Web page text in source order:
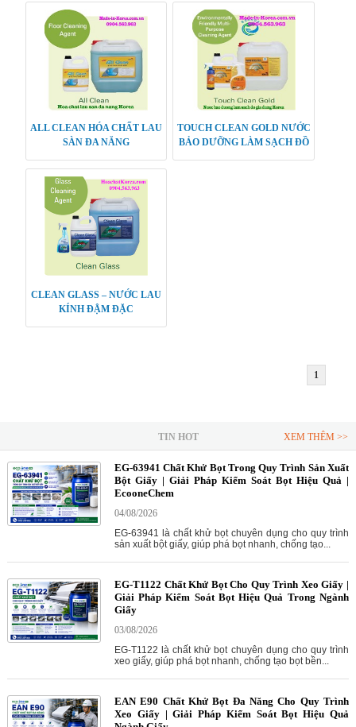
ALL CLEAN HÓA CHẤT LAU
SÀN ĐA NĂNG
TOUCH CLEAN GOLD NƯỚC
BẢO DƯỠNG LÀM SẠCH ĐỒ
CLEAN GLASS – NƯỚC LAU
KÍNH ĐẬM ĐẶC
1
TIN HOT XEM THÊM >>
EG-63941 Chất Khử Bọt Trong Quy Trình Sản Xuất
Bột Giấy | Giải Pháp Kiểm Soát Bọt Hiệu Quả |
EcooneChem
04/08/2026
EG-63941 là chất khử bọt chuyên dụng cho quy trình
sản xuất bột giấy, giúp phá bọt nhanh, chống tạo...
EG-T1122 Chất Khử Bọt Cho Quy Trình Xeo Giấy |
Giải Pháp Kiểm Soát Bọt Hiệu Quả Trong Ngành
Giấy
03/08/2026
EG-T1122 là chất khử bọt chuyên dụng cho quy trình
xeo giấy, giúp phá bọt nhanh, chống tạo bọt bền...
EAN E90 Chất Khử Bọt Đa Năng Cho Quy Trình
Xeo Giấy | Giải Pháp Kiểm Soát Bọt Hiệu Quả